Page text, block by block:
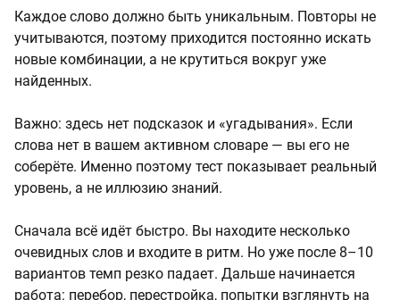
Каждое слово должно быть уникальным. Повторы не
учитываются, поэтому приходится постоянно искать
новые комбинации, а не крутиться вокруг уже
найденных.
Важно: здесь нет подсказок и «угадывания». Если
слова нет в вашем активном словаре — вы его не
соберёте. Именно поэтому тест показывает реальный
уровень, а не иллюзию знаний.
Сначала всё идёт быстро. Вы находите несколько
очевидных слов и входите в ритм. Но уже после 8–10
вариантов темп резко падает. Дальше начинается
работа: перебор, перестройка, попытки взглянуть на